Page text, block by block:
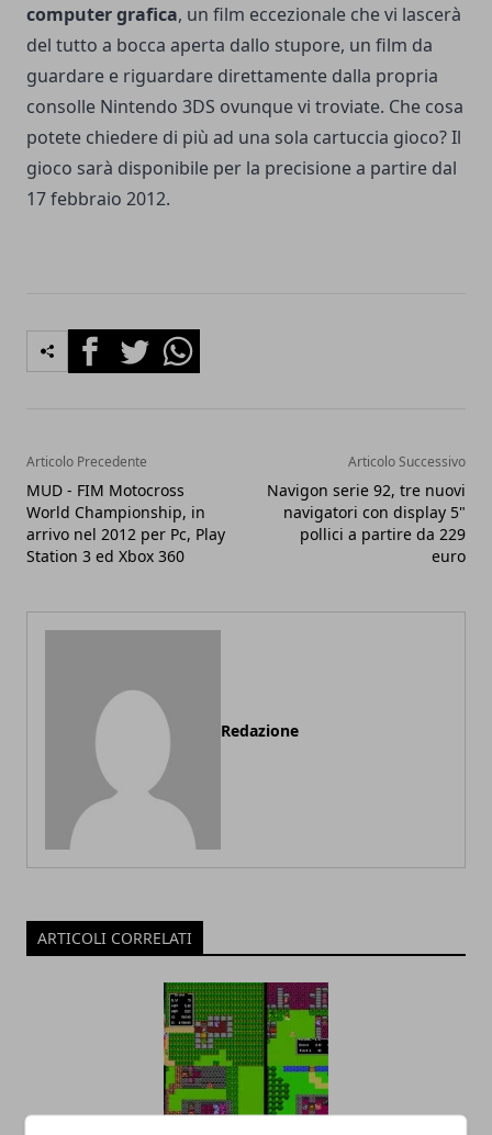
computer grafica, un film eccezionale che vi lascerà
del tutto a bocca aperta dallo stupore, un film da
guardare e riguardare direttamente dalla propria
consolle Nintendo 3DS ovunque vi troviate. Che cosa
potete chiedere di più ad una sola cartuccia gioco? Il
gioco sarà disponibile per la precisione a partire dal
17 febbraio 2012.
FacebookTwitterWhatsapp
Articolo Precedente
MUD - FIM Motocross
World Championship, in
arrivo nel 2012 per Pc, Play
Station 3 ed Xbox 360
Articolo Successivo
Navigon serie 92, tre nuovi
navigatori con display 5"
pollici a partire da 229
euro
Redazione
ARTICOLI CORRELATI